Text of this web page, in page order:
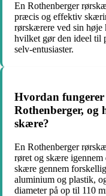
En Rothenberger
præcis og effektiv
rørskærere ved sin
hvilket gør den ideel til
selv-entusiaster.
Hvordan
Rothenberger, og
skære?
En Rothenberger
røret og skære igennem
skære gennem
aluminium og plastik,
diameter på op til 110